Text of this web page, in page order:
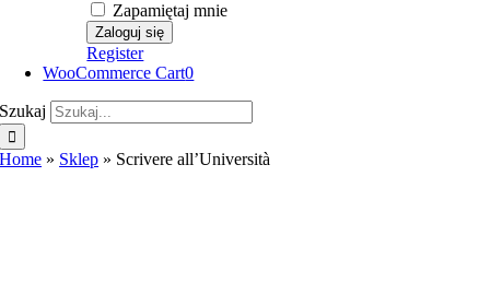
Zapamiętaj mnie
Register
WooCommerce Cart0
Szukaj
Home » Sklep » Scrivere all’Università